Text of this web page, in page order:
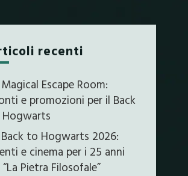
alla fine
recenti
Magical Escape Room:
e promozioni per il Back
Back to Hogwarts 2026:
e cinema per i 25 anni
Pietra Filosofale”